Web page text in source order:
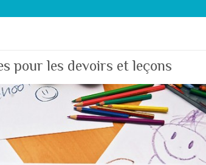
pour les devoirs et leçons